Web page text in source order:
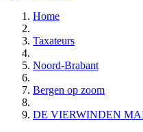
Home
Taxateurs
Noord-Brabant
Bergen op zoom
DE VIERWINDEN